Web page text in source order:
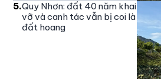
5.Quy Nhơn: đất 40 năm khai
vỡ và canh tác vẫn bị coi là
đất hoang